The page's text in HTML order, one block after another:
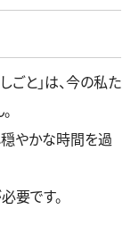
ごと」は、今の私た
やかな時間を過
要です。